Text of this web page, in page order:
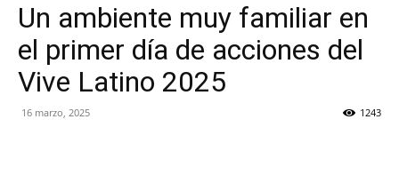
Un ambiente muy familiar en
el primer día de acciones del
Vive Latino 2025
16 marzo, 2025 1243